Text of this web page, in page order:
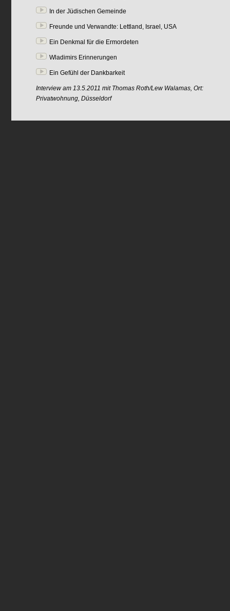
In der Jüdischen Gemeinde
Freunde und Verwandte: Lettland, Israel, USA
Ein Denkmal für die Ermordeten
Wladimirs Erinnerungen
Ein Gefühl der Dankbarkeit
Interview am 13.5.2011 mit Thomas Roth/Lew Walamas, Ort:
Privatwohnung, Düsseldorf